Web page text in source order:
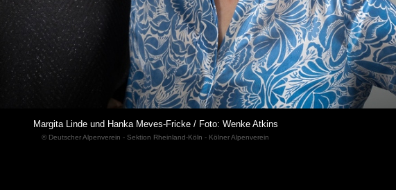
Margita Linde und Hanka Meves-Fricke / Foto: Wenke Atkins
© Deutscher Alpenverein - Sektion Rheinland-Köln - Kölner Alpenverein